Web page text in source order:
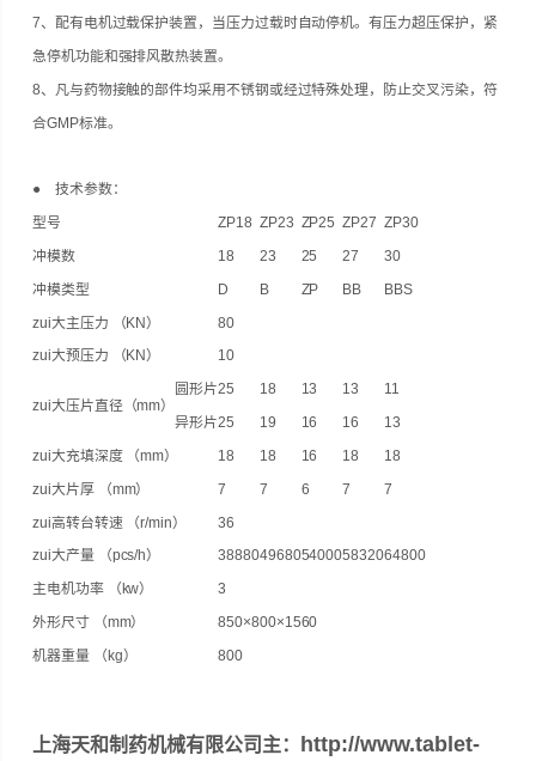
7、配有电机过载保护装置，当压力过载时自动停机。有压力超压保护，紧
急停机功能和强排风散热装置。
8、凡与药物接触的部件均采用不锈钢或经过特殊处理，防止交叉污染，符
合GMP标准。
● 技术参数：
型号 ZP18 ZP23 ZP25 ZP27 ZP30
冲模数
18 23 25 27 30
冲模类型 D B ZP BB BBS
zui大主压力 （KN）
80
zui大预压力 （KN）
10
zui大压片直径（mm）
圆形片25 18 13 13 11
异形片25 19 16 16
13
zui大充填深度 （mm）
18 18 16 18 18
zui大片厚 （mm） 7 7 6 7 7
zui高转台转速 （r/min） 36
zui大产量 （pcs/h） 3888049680540005832064800
主电机功率 （kw） 3
外形尺寸 （mm） 850×800×1560
机器重量 （kg） 800
上海天和制药机械有限公司主： http://www.tablet-